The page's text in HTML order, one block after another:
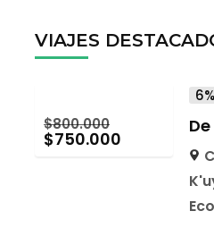
VIAJES
$800.000
$750.000